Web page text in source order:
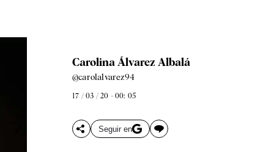
Carolina Álvarez Albalá
@carolalvarez94
17 / 03 / 20 - 00: 05
Seguir en